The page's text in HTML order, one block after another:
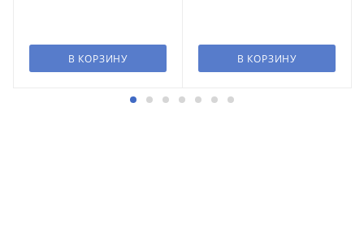
В КОРЗИНУ В КОРЗИНУ